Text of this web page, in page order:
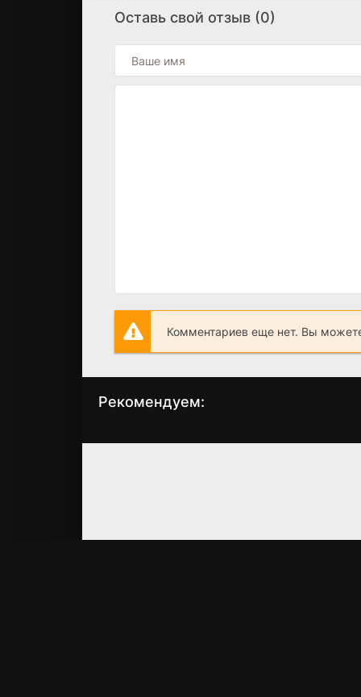
Оставь свой отзыв (0)
Комментариев еще нет. Вы
Рекомендуем:
Пастыри и палачи
Тень «Полярной